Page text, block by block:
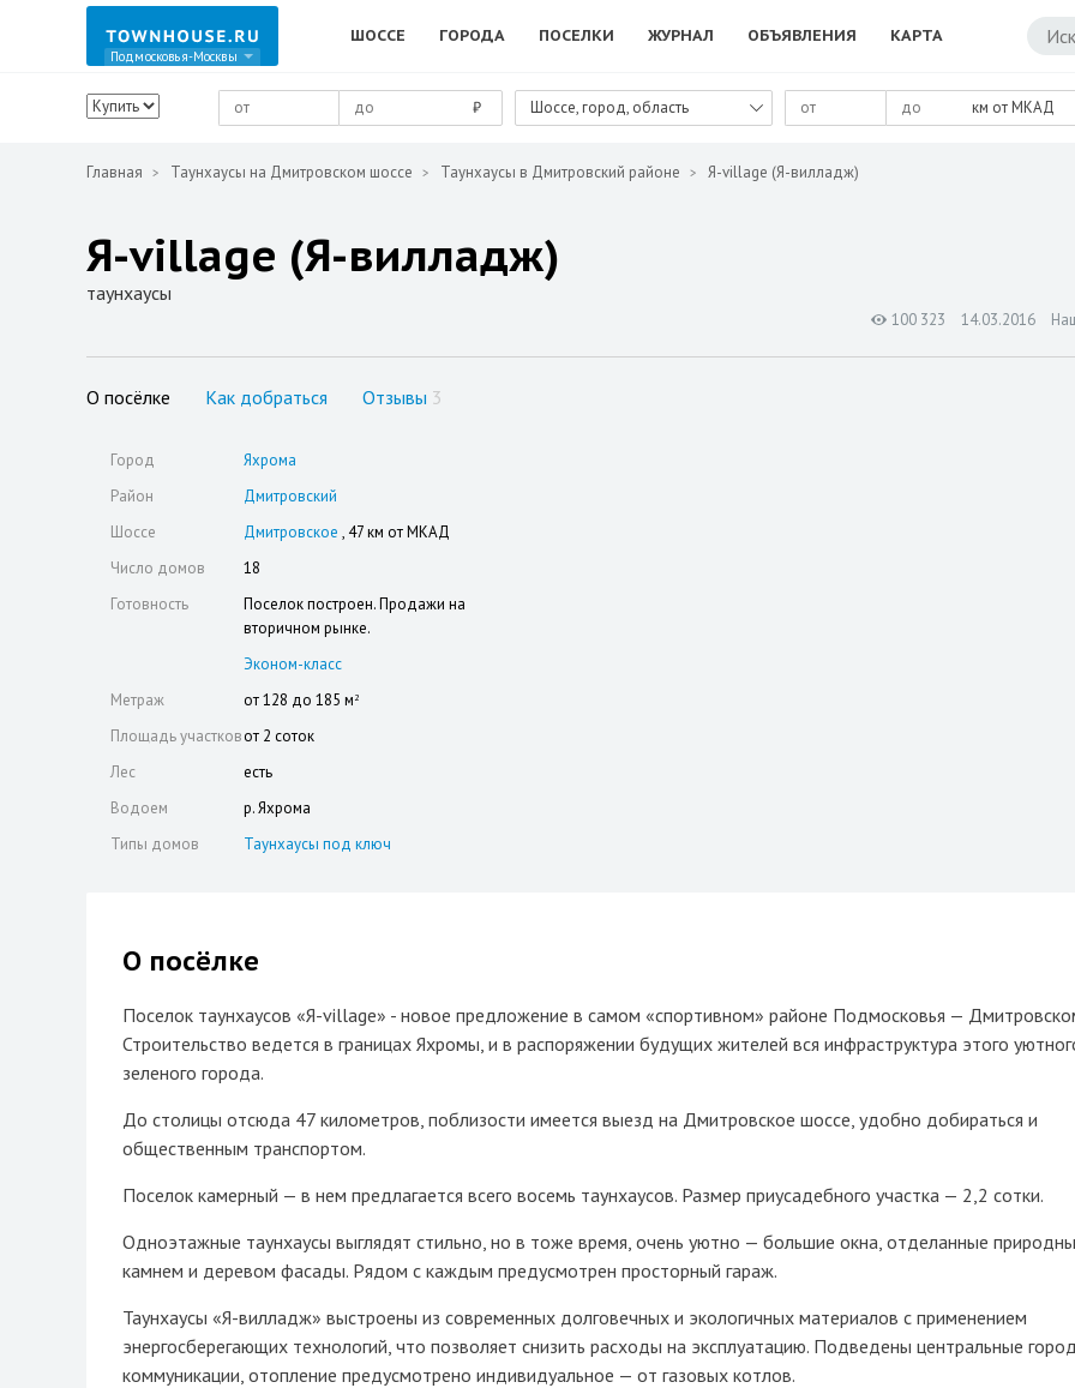
Подмосковья-Москвы
ШОССЕ ГОРОДА ПОСЕЛКИ ЖУРНАЛ ОБЪЯВЛЕНИЯ КАРТА
₽ Шоссе, город, область км от МКАД
Главная Таунхаусы на Дмитровском шоссе Таунхаусы в Дмитровский районе Я-village (Я-вилладж)
Я-village (Я-вилладж)
таунхаусы
100 323 14.03.2016
О посёлке Как добраться Отзывы 3
Город
Яхрома
Район
Дмитровский
Шоссе
Дмитровское , 47 км от МКАД
Число домов
18
Готовность
Поселок построен. Продажи на
вторичном рынке.
Эконом-класс
Метраж
от 128 до 185 м 2
Площадь участковот 2 соток
Лес
есть
Водоем
р. Яхрома
Типы домов
Таунхаусы под ключ
О посёлке
Поселок таунхаусов «Я-village» - новое предложение в самом «спортивном» районе Подмосковья —
Строительство ведется в границах Яхромы, и в распоряжении будущих жителей вся инфраструктура этого
зеленого города.
До столицы отсюда 47 километров, поблизости имеется выезд на Дмитровское шоссе, удобно добираться и
общественным транспортом.
Поселок камерный — в нем предлагается всего восемь таунхаусов. Размер приусадебного участка — 2,2 сотки.
Одноэтажные таунхаусы выглядят стильно, но в тоже время, очень уютно — большие окна, отделанные
камнем и деревом фасады. Рядом с каждым предусмотрен просторный гараж.
Таунхаусы «Я-вилладж» выстроены из современных долговечных и экологичных материалов с применением
энергосберегающих технологий, что позволяет снизить расходы на эксплуатацию. Подведены центральные
коммуникации, отопление предусмотрено индивидуальное — от газовых котлов.